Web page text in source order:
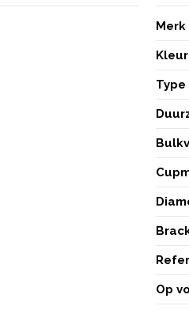
Merk
Kleur
Type
Op